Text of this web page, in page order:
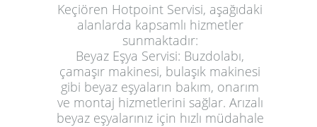
Keçiören Hotpoint Servisi, aşağıdaki
alanlarda kapsamlı hizmetler
sunmaktadır:
Beyaz Eşya Servisi: Buzdolabı,
çamaşır makinesi, bulaşık makinesi
gibi beyaz eşyaların bakım, onarım
ve montaj hizmetlerini sağlar. Arızalı
beyaz eşyalarınız için hızlı müdahale